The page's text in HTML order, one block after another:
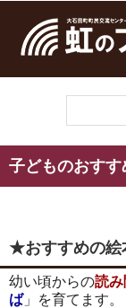
子どものおす
★おすすめの
幼い頃からの読
ば」を育てます。